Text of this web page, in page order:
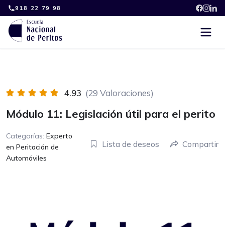
Skip
to
content
918 22 79 98
4.93 (29 Valoraciones)
Módulo 11: Legislación útil para el perito
Categorías: Experto
en Peritación de
Automóviles
Lista de deseos Compartir